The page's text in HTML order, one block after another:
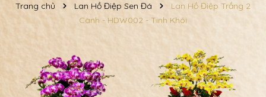
Trang chủ Lan Hồ Điệp Sen Đá
Lan Hồ Điệp Trắng 2
Cành - HDW002 - Tinh Khôi